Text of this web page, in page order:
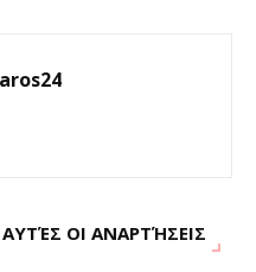
ΟΙ ΑΝΑΡΤΉΣΕΙΣ